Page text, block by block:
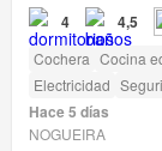
4 4,5
Cochera Cocina
Electricidad
Hace 5 días
NOGUEIRA